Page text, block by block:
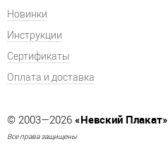
Новинки
Инструкции
Сертификаты
Оплата и доставка
© 2003—2026 «Невский Плакат»
Все права защищены